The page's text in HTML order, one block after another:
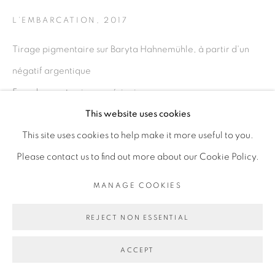
This website uses cookies
This site uses cookies to help make it more useful to you.
Please contact us to find out more about our Cookie Policy.
MANAGE COOKIES
REJECT NON ESSENTIAL
ACCEPT
L’EMBARCATION , 2017
Tirage pigmentaire sur Baryta Hahnemühle, à partir d'un
négatif argentique
Encadrement caisse américaine sans verre
23 5/8 x 35 3/8 in
Chapelle Saint Jacques - Centre d'art contemporain, Saint